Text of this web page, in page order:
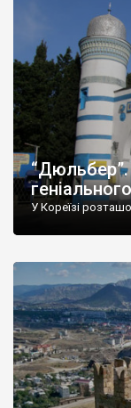
“Дюльбер”.
У Кореїзі